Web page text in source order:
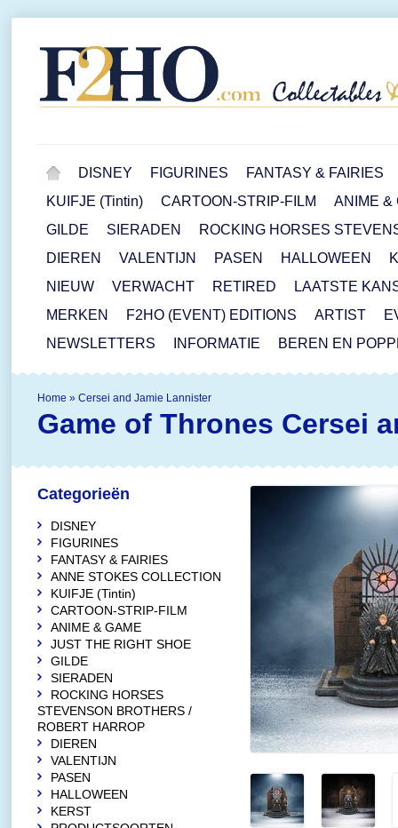
DISNEY FIGURINES
FANTASY & FAIRIES
KUIFJE (Tintin)
CARTOON-STRIP-FILM
ANIME &
GILDE
SIERADEN
ROCKING HORSES
DIEREN
VALENTIJN PASEN HALLOWEEN
NIEUW
VERWACHT RETIRED
LAATSTE
MERKEN
F2HO (EVENT) EDITIONS ARTIST
NEWSLETTERS
INFORMATIE BEREN EN
Home » Cersei and Jamie Lannister
Game of Thrones Cersei
Categorieën
DISNEY
FIGURINES
FANTASY & FAIRIES
ANNE STOKES COLLECTION
KUIFJE (Tintin)
CARTOON-STRIP-FILM
ANIME & GAME
JUST THE RIGHT SHOE
GILDE
SIERADEN
ROCKING HORSES
STEVENSON BROTHERS /
ROBERT HARROP
DIEREN
VALENTIJN
PASEN
HALLOWEEN
KERST